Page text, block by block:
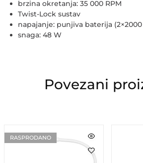
brzina okretanja: 35 000 RPM
Twist-Lock sustav
napajanje: punjiva baterija
snaga: 48 W
Povezani
RASPRODANO